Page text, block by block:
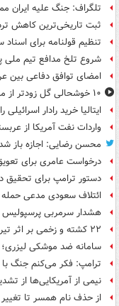
تلگراف: جنگ علیه ایران
ثبت تاریخی‌ترین کاهش
تنظیم قولنامه برای
شروع تلخ مدافع تیم ملی
امضای توافق دفاعی بین
۱۰ خوشحالی گل زودتر از موعد
ایتالیا خرید رادار
واردات نفت آمریکا از
محسن رضایی: اجازه باز
درخواست عامری برای
دستور ترامپ برای تحقیق
ائتلاف سعودی مدعی
هشدار سرمربی
۲۲ کشته و زخمی بر اثر تیراندازی در یک مدرسه در تایلند+ فیلم
سامانه ضد موشکی لیزری؛
ترامپ: فکر می‌کنم جنگ با
نیمی از آمریکایی‌ها از
از حذف نام همسر تا